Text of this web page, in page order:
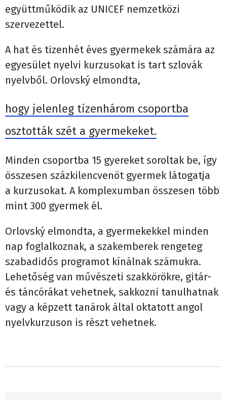
együttműködik az UNICEF nemzetközi
szervezettel.
A hat és tizenhét éves gyermekek számára az
egyesület nyelvi kurzusokat is tart szlovák
nyelvből. Orlovský elmondta,
hogy jelenleg tizenhárom csoportba
osztották szét a gyermekeket.
Minden csoportba 15 gyereket soroltak be, így
összesen százkilencvenöt gyermek látogatja
a kurzusokat. A komplexumban összesen több
mint 300 gyermek él.
Orlovský elmondta, a gyermekekkel minden
nap foglalkoznak, a szakemberek rengeteg
szabadidős programot kínálnak számukra.
Lehetőség van művészeti szakkörökre, gitár-
és táncórákat vehetnek, sakkozni tanulhatnak
vagy a képzett tanárok által oktatott angol
nyelvkurzuson is részt vehetnek.